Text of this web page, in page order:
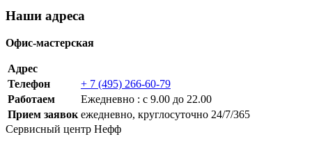
Наши адреса
Офис-мастерская
Адрес
Телефон
+ 7 (495) 266-60-79
Работаем
Ежедневно : с 9.00 до 22.00
Прием заявок ежедневно, круглосуточно 24/7/365
Сервисный центр Нефф